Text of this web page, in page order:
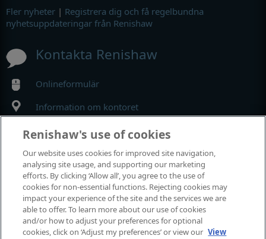
Fler nyheter | Registrera dig och få regelbundna
nyhetsuppdateringar från Renishaw
Kontakta Renishaw
Onlineformulär
Information om kontoret
MyRenishaw
Webbutik
Utställningar och konferenser
Renishaw's use of cookies
Our website uses cookies for improved site navigation,
analysing site usage, and supporting our marketing
efforts. By clicking ‘Allow all’, you agree to the use of
cookies for non-essential functions. Rejecting cookies may
impact your experience of the site and the services we are
able to offer. To learn more about our use of cookies
and/or how to adjust your preferences for optional
cookies, click on ‘Adjust my preferences’ or view our View